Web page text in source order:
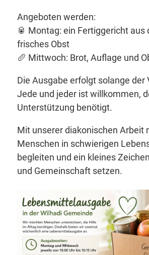
Angeboten werden:
🥫 Montag: ein Fertiggericht aus
frisches Obst
🥖 Mittwoch: Brot, Auflage und
Die Ausgabe erfolgt solange der
Jede und jeder ist willkommen,
Unterstützung benötigt.
Mit unserer diakonischen Arbeit
Menschen in schwierigen
begleiten und ein kleines
und Gemeinschaft setzen.